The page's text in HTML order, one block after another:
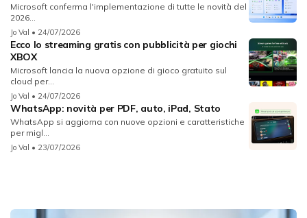
Microsoft conferma l'implementazione di tutte le novità del
2026...
Jo Val • 24/07/2026
Ecco lo streaming gratis con pubblicità per giochi
XBOX
Microsoft lancia la nuova opzione di gioco gratuito sul
cloud per...
Jo Val • 24/07/2026
WhatsApp: novità per PDF, auto, iPad, Stato
WhatsApp si aggiorna con nuove opzioni e caratteristiche
per migl...
Jo Val • 23/07/2026